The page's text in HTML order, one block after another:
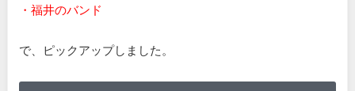
・福井のバンド
で、ピックアップしました。